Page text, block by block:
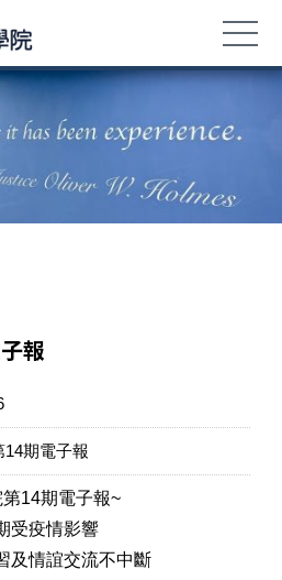
報
14期電子報
14期電子報~
受疫情影響
及情誼交流不中斷